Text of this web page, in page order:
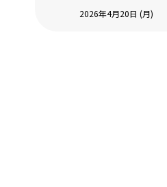
2026年4月20日 (月)